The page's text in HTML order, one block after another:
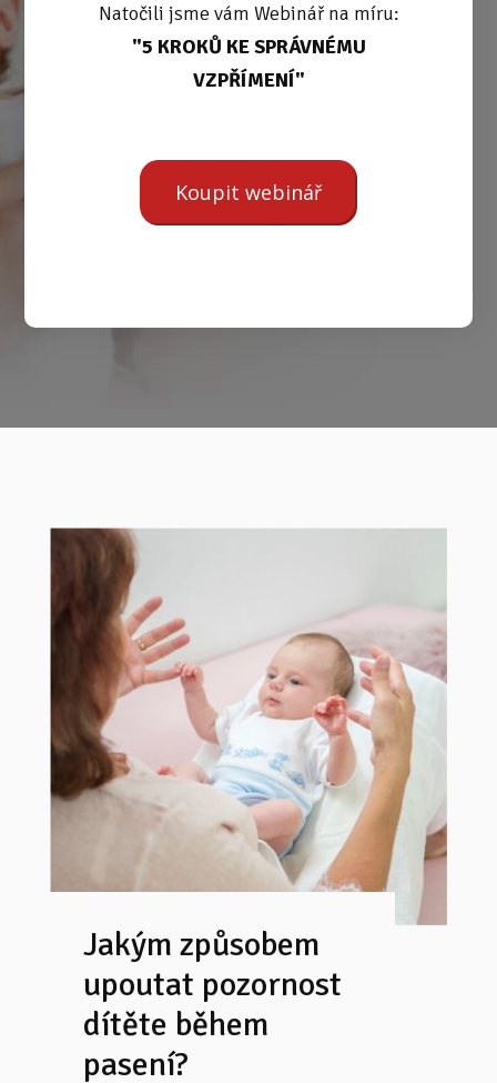
Natočili jsme vám Webinář na míru:
"5 KROKŮ KE SPRÁVNÉMU
VZPŘÍMENÍ"
Koupit webinář
Jakým způsobem
upoutat pozornost
dítěte během
pasení?